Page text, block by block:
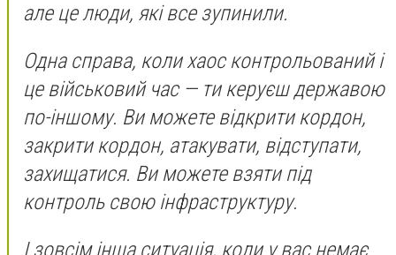
але це люди, які все зупинили.
Одна справа, коли хаос контрольований і
це військовий час — ти керуєш державою
по-іншому. Ви можете відкрити кордон,
закрити кордон, атакувати, відступати,
захищатися. Ви можете взяти під
контроль свою інфраструктуру.
І зовсім інша ситуація, коли у вас немає